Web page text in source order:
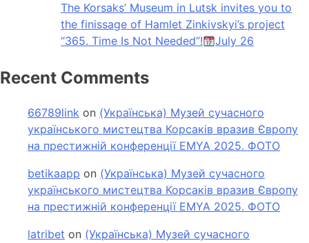
The Korsaks’ Museum in Lutsk invites you to
the finissage of Hamlet Zinkivskyi’s project
“365. Time Is Not Needed”!
July 26
Recent Comments
66789link on (Українська) Музей сучасного
українського мистецтва Корсаків вразив Європу
на престижній конференції EMYA 2025. ФОТО
betikaapp on (Українська) Музей сучасного
українського мистецтва Корсаків вразив Європу
на престижній конференції EMYA 2025. ФОТО
latribet on (Українська) Музей сучасного